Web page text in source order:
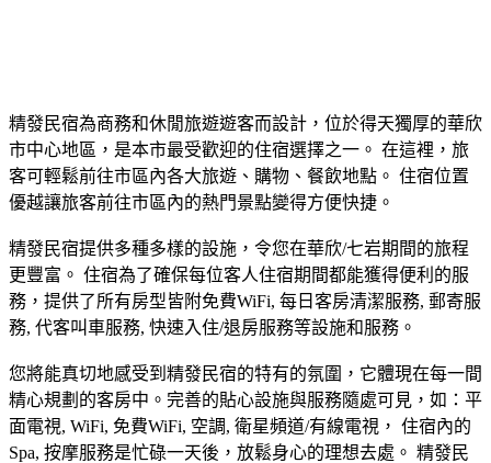
精發民宿為商務和休閒旅遊遊客而設計，位於得天獨厚的華欣
市中心地區，是本市最受歡迎的住宿選擇之一。 在這裡，旅
客可輕鬆前往市區內各大旅遊、購物、餐飲地點。 住宿位置
優越讓旅客前往市區內的熱門景點變得方便快捷。
精發民宿提供多種多樣的設施，令您在華欣/七岩期間的旅程
更豐富。 住宿為了確保每位客人住宿期間都能獲得便利的服
務，提供了所有房型皆附免費WiFi, 每日客房清潔服務, 郵寄服
務, 代客叫車服務, 快速入住/退房服務等設施和服務。
您將能真切地感受到精發民宿的特有的氛圍，它體現在每一間
精心規劃的客房中。完善的貼心設施與服務隨處可見，如：平
面電視, WiFi, 免費WiFi, 空調, 衛星頻道/有線電視， 住宿內的
Spa, 按摩服務是忙碌一天後，放鬆身心的理想去處。 精發民